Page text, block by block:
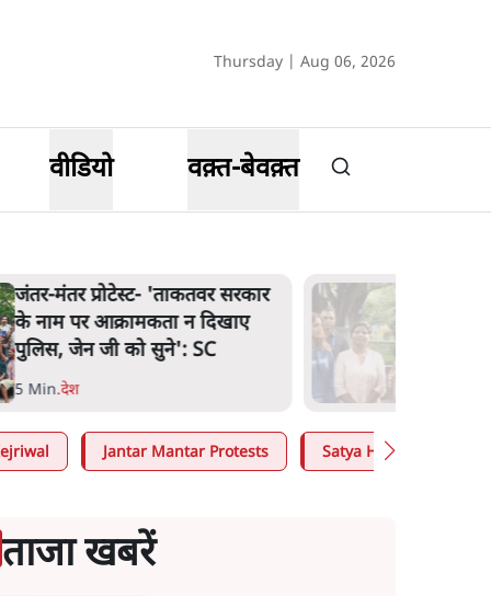
Thursday | Aug 06, 2026
वीडियो वक़्त-बेवक़्त
जंतर-मंतर प्रोटेस्ट- 'ताकतवर सरकार
के नाम पर आक्रामकता न दिखाए
पुलिस, जेन जी को सुने': SC
5 Min.देश
Jantar Mantar Protests Satya Hindi
ताजा खबरें